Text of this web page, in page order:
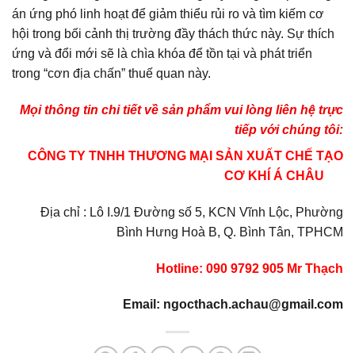
án ứng phó linh hoạt để giảm thiểu rủi ro và tìm kiếm cơ
hội trong bối cảnh thị trường đầy thách thức này. Sự thích
ứng và đổi mới sẽ là chìa khóa để tồn tại và phát triển
trong “cơn địa chấn” thuế quan này.
Mọi thông tin chi tiết về sản phẩm vui lòng liên hệ trực
tiếp với chúng tôi:
CÔNG TY TNHH THƯƠNG MẠI SẢN XUẤT CHẾ TẠO
CƠ KHÍ Á CHÂU
Địa chỉ : Lô I.9/1 Đường số 5, KCN Vĩnh Lộc, Phường
Bình Hưng Hoà B, Q. Bình Tân, TPHCM
Hotline: 090 9792 905 Mr Thạch
Email: ngocthach.achau@gmail.com